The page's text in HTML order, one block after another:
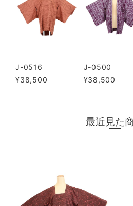
J-0516
¥38,500
J-0500
¥38,500
最近見た